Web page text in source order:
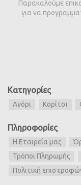
Παρακαλούμε
για να
Κατηγορίες
Αγόρι Κορίτσι
Πληροφορίες
Η Εταιρεία μας
Τρόποι Πληρωμής
Πολιτική